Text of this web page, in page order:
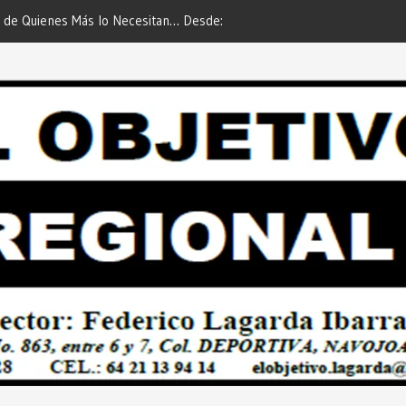
de Quienes Más lo Necesitan… Desde:
Regional”.
AUTOMÓVIL DODGE
Regional”.